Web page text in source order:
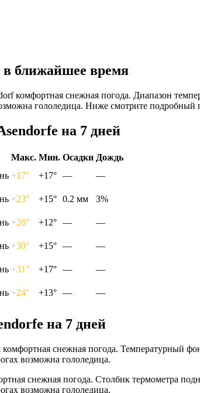
в ближайшее время
комфортная снежная погода. Диапазон
гололедица. Ниже смотрите подробный
на 7 дней
Макс. Мин. Осадки Дождь
+17° +17° —
—
+23° +15° 0.2 мм
3%
+26° +12° —
—
+30° +15° —
—
+31° +17° —
—
+24° +13° — —
на 7 дней
снежная погода. Температурный
возможна гололедица.
снежная погода. Столбик термометра
возможна гололедица.